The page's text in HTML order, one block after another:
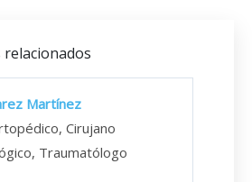
relacionados
Martínez
Cirujano
Traumatólogo